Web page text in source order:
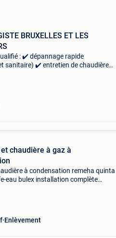
BRUXELLES ET LES
: ✔️ dépannage rapide
sanitaire) ✔️ entretien de chaudières
chaudière à gaz à
à condensation remeha quinta
eau bulex installation complète
Enlèvement